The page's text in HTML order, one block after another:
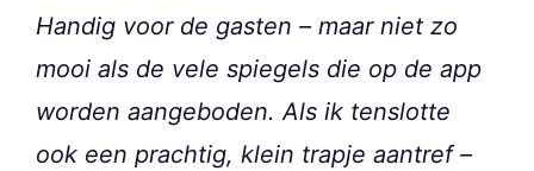
Handig voor de gasten – maar niet zo
mooi als de vele spiegels die op de app
worden aangeboden. Als ik tenslotte
ook een prachtig, klein trapje aantref –